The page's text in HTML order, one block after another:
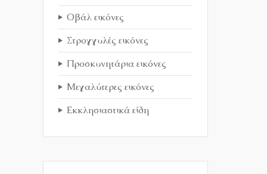
Οβάλ εικόνες
Στρογγυλές εικόνες
Προσκυνητάρια εικόνες
Μεγαλύτερες εικόνες
Εκκλησιαστικά είδη